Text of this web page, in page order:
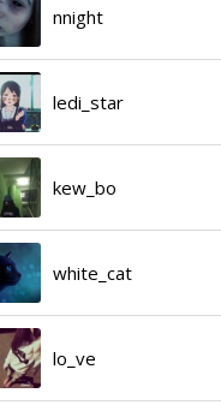
nnight
ledi_star
kew_bo
white_cat
lo_ve